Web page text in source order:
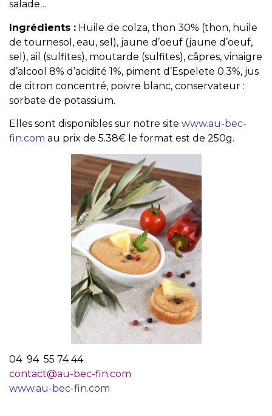
salade…
Ingrédients : Huile de colza, thon 30% (thon, huile
de tournesol, eau, sel), jaune d’oeuf (jaune d’oeuf,
sel), ail (sulfites), moutarde (sulfites), câpres, vinaigre
d’alcool 8% d’acidité 1%, piment d’Espelete 0.3%, jus
de citron concentré, poivre blanc, conservateur :
sorbate de potassium.
Elles sont disponibles sur notre site www.au-bec-
fin.com au prix de 5.38€ le format est de 250g.
04 94 55 74 44
contact@au-bec-fin.com
www.au-bec-fin.com